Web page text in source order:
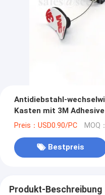
Antidiebstahl-
Kasten mit 3M
Preis：USD0.90/PC MOQ
Bestpreis
Produkt-Beschreibung